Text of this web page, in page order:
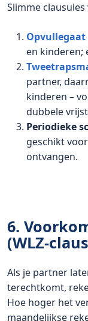
Slimme
Opvullegaat
en kinderen;
partner,
kinderen –
dubbele
Periodieke
geschikt
ontvangen.
6.
(WLZ-
Als je partner
terechtkomt,
Hoe hoger het
maandelijkse